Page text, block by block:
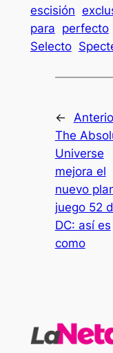
escisión
para perfecto
Selecto
←
The
Universe
mejora el
nuevo
juego 52
DC: así es
como